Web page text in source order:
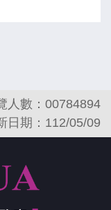
人數：00784894
日期：112/05/09